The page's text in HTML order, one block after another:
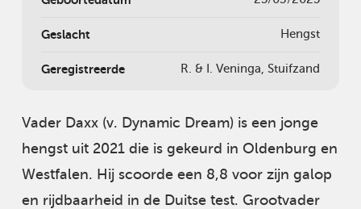
Geslacht Hengst
Geregistreerde R. & I. Veninga, Stuifzand
Vader Daxx (v. Dynamic Dream) is een jonge
hengst uit 2021 die is gekeurd in Oldenburg en
Westfalen. Hij scoorde een 8,8 voor zijn galop
en rijdbaarheid in de Duitse test. Grootvader